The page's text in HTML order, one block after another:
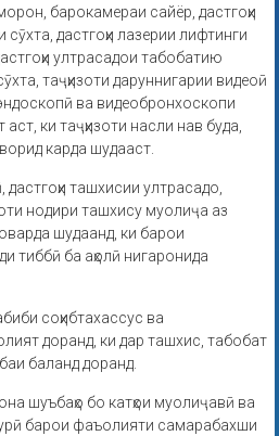
барокамераи сайёр, дастгоҳи
дастгоҳи лазерии лифтинги
ултрасадои табобатию
таҷҳизоти даруннигарии видеоӣ
ва видеобронхоскопи
ки таҷҳизоти насли нав буда,
карда шудааст.
ташхисии ултрасадо,
нодири ташхису муолиҷа аз
шудаанд, ки барои
тиббӣ ба аҳолӣ нигаронида
соҳибтахассус ва
доранд, ки дар ташхис, табобат
баланд доранд.
шуъбаҳо бо катҳои муолиҷавӣ ва
барои фаъолияти самарабахши